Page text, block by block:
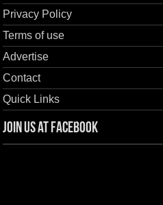
Privacy Policy
Terms of use
Advertise
Contact
Quick Links
Join us at Facebook